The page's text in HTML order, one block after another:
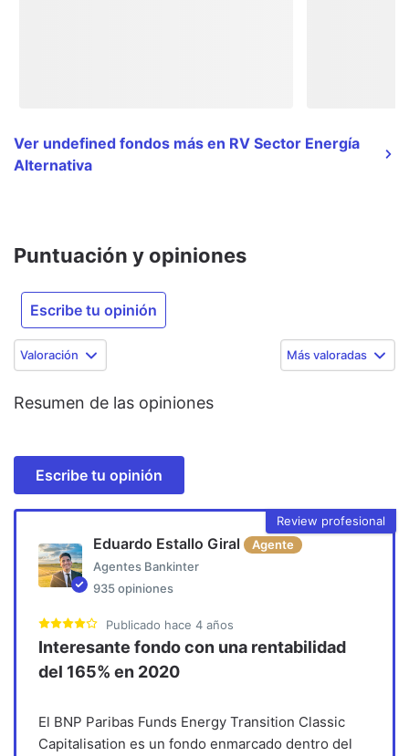
Ver undefined fondos más en RV Sector Energía
Alternativa
Puntuación y opiniones
Escribe tu opinión
Valoración Más valoradas
Resumen de las opiniones
Escribe tu opinión
Review profesional
Eduardo Estallo Giral
Agente
Agentes Bankinter
935 opiniones
Publicado hace 4 años
Interesante fondo con una rentabilidad
del 165% en 2020
El BNP Paribas Funds Energy Transition Classic
Capitalisation es un fondo enmarcado dentro del